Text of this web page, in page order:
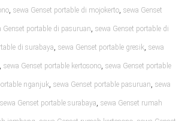
, sewa Genset portable di mojokerto, sewa Genset
Genset portable di pasuruan, sewa Genset portable di
di surabaya, sewa Genset portable gresik, sewa
, sewa Genset portable kertosono, sewa Genset portable
nganjuk, sewa Genset portable pasuruan, sewa
sewa Genset portable surabaya, sewa Genset rumah